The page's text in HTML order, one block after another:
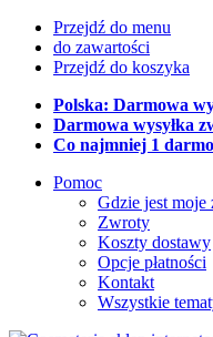
Przejdź do menu
do zawartości
Przejdź do koszyka
Polska: Darmowa
Darmowa wysyłka
Co najmniej 1
Pomoc
Gdzie jest moje
Zwroty
Koszty dostawy
Opcje płatności
Kontakt
Wszystkie